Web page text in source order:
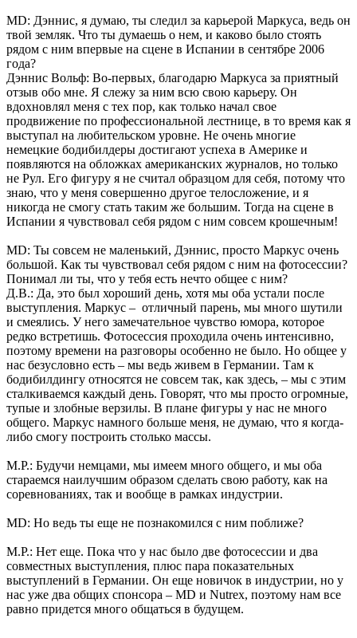
MD: Дэннис, я думаю, ты следил за карьерой Маркуса, ведь он
твой земляк. Что ты думаешь о нем, и каково было стоять
рядом с ним впервые на сцене в Испании в сентябре 2006
года?
Дэннис Вольф: Во-первых, благодарю Маркуса за приятный
отзыв обо мне. Я слежу за ним всю свою карьеру. Он
вдохновлял меня с тех пор, как только начал свое
продвижение по профессиональной лестнице, в то время как я
выступал на любительском уровне. Не очень многие
немецкие бодибилдеры достигают успеха в Америке и
появляются на обложках американских журналов, но только
не Рул. Его фигуру я не считал образцом для себя, потому что
знаю, что у меня совершенно другое телосложение, и я
никогда не смогу стать таким же большим. Тогда на сцене в
Испании я чувствовал себя рядом с ним совсем крошечным!
MD: Ты совсем не маленький, Дэннис, просто Маркус очень
большой. Как ты чувствовал себя рядом с ним на фотосессии?
Понимал ли ты, что у тебя есть нечто общее с ним?
Д.В.: Да, это был хороший день, хотя мы оба устали после
выступления. Маркус – отличный парень, мы много шутили
и смеялись. У него замечательное чувство юмора, которое
редко встретишь. Фотосессия проходила очень интенсивно,
поэтому времени на разговоры особенно не было. Но общее у
нас безусловно есть – мы ведь живем в Германии. Там к
бодибилдингу относятся не совсем так, как здесь, – мы с этим
сталкиваемся каждый день. Говорят, что мы просто огромные,
тупые и злобные верзилы. В плане фигуры у нас не много
общего. Маркус намного больше меня, не думаю, что я когда-
либо смогу построить столько массы.
М.Р.: Будучи немцами, мы имеем много общего, и мы оба
стараемся наилучшим образом сделать свою работу, как на
соревнованиях, так и вообще в рамках индустрии.
MD: Но ведь ты еще не познакомился с ним поближе?
М.Р.: Нет еще. Пока что у нас было две фотосессии и два
совместных выступления, плюс пара показательных
выступлений в Германии. Он еще новичок в индустрии, но у
нас уже два общих спонсора – MD и Nutrex, поэтому нам все
равно придется много общаться в будущем.